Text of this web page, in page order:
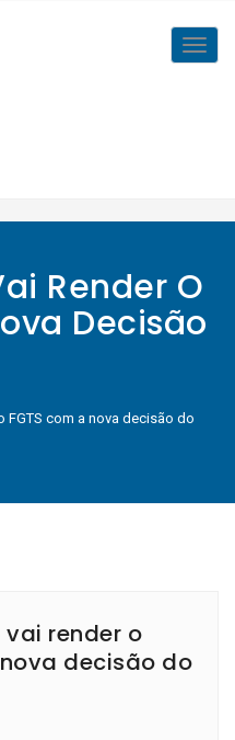
Render O
Decisão
FGTS com a nova decisão do
render o
nova decisão do